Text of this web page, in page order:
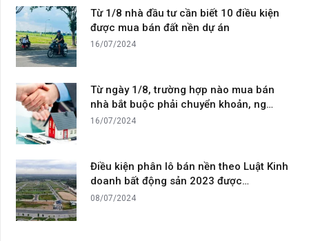
Từ 1/8 nhà đầu tư cần biết 10 điều kiện
được mua bán đất nền dự án
16/07/2024
Từ ngày 1/8, trường hợp nào mua bán
nhà bắt buộc phải chuyển khoản, ng…
16/07/2024
Điều kiện phân lô bán nền theo Luật Kinh
doanh bất động sản 2023 được…
08/07/2024